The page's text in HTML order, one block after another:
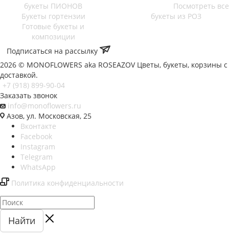
Посмотреть все
букеты ПИОНОВ
Букеты гортензии
букеты из РОЗ
Готовые букеты и
композиции
Подписаться на рассылку
2026 © MONOFLOWERS aka ROSEAZOV Цветы, букеты, корзины с
доставкой.
+7 (918) 899-90-04
Заказать звонок
info@monoflowers.ru
Азов, ул. Московская, 25
Вконтакте
Facebook
Instagram
Telegram
WhatsApp
Политика конфиденциальности
Найти